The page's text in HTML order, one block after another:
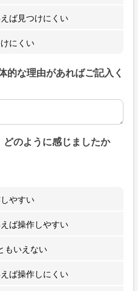
ば見つけにくい
にくい
的な理由があればご記入く
的な理由があればご記入くだ
のように感じましたか
やすい
ば操作しやすい
もいえない
ば操作しにくい